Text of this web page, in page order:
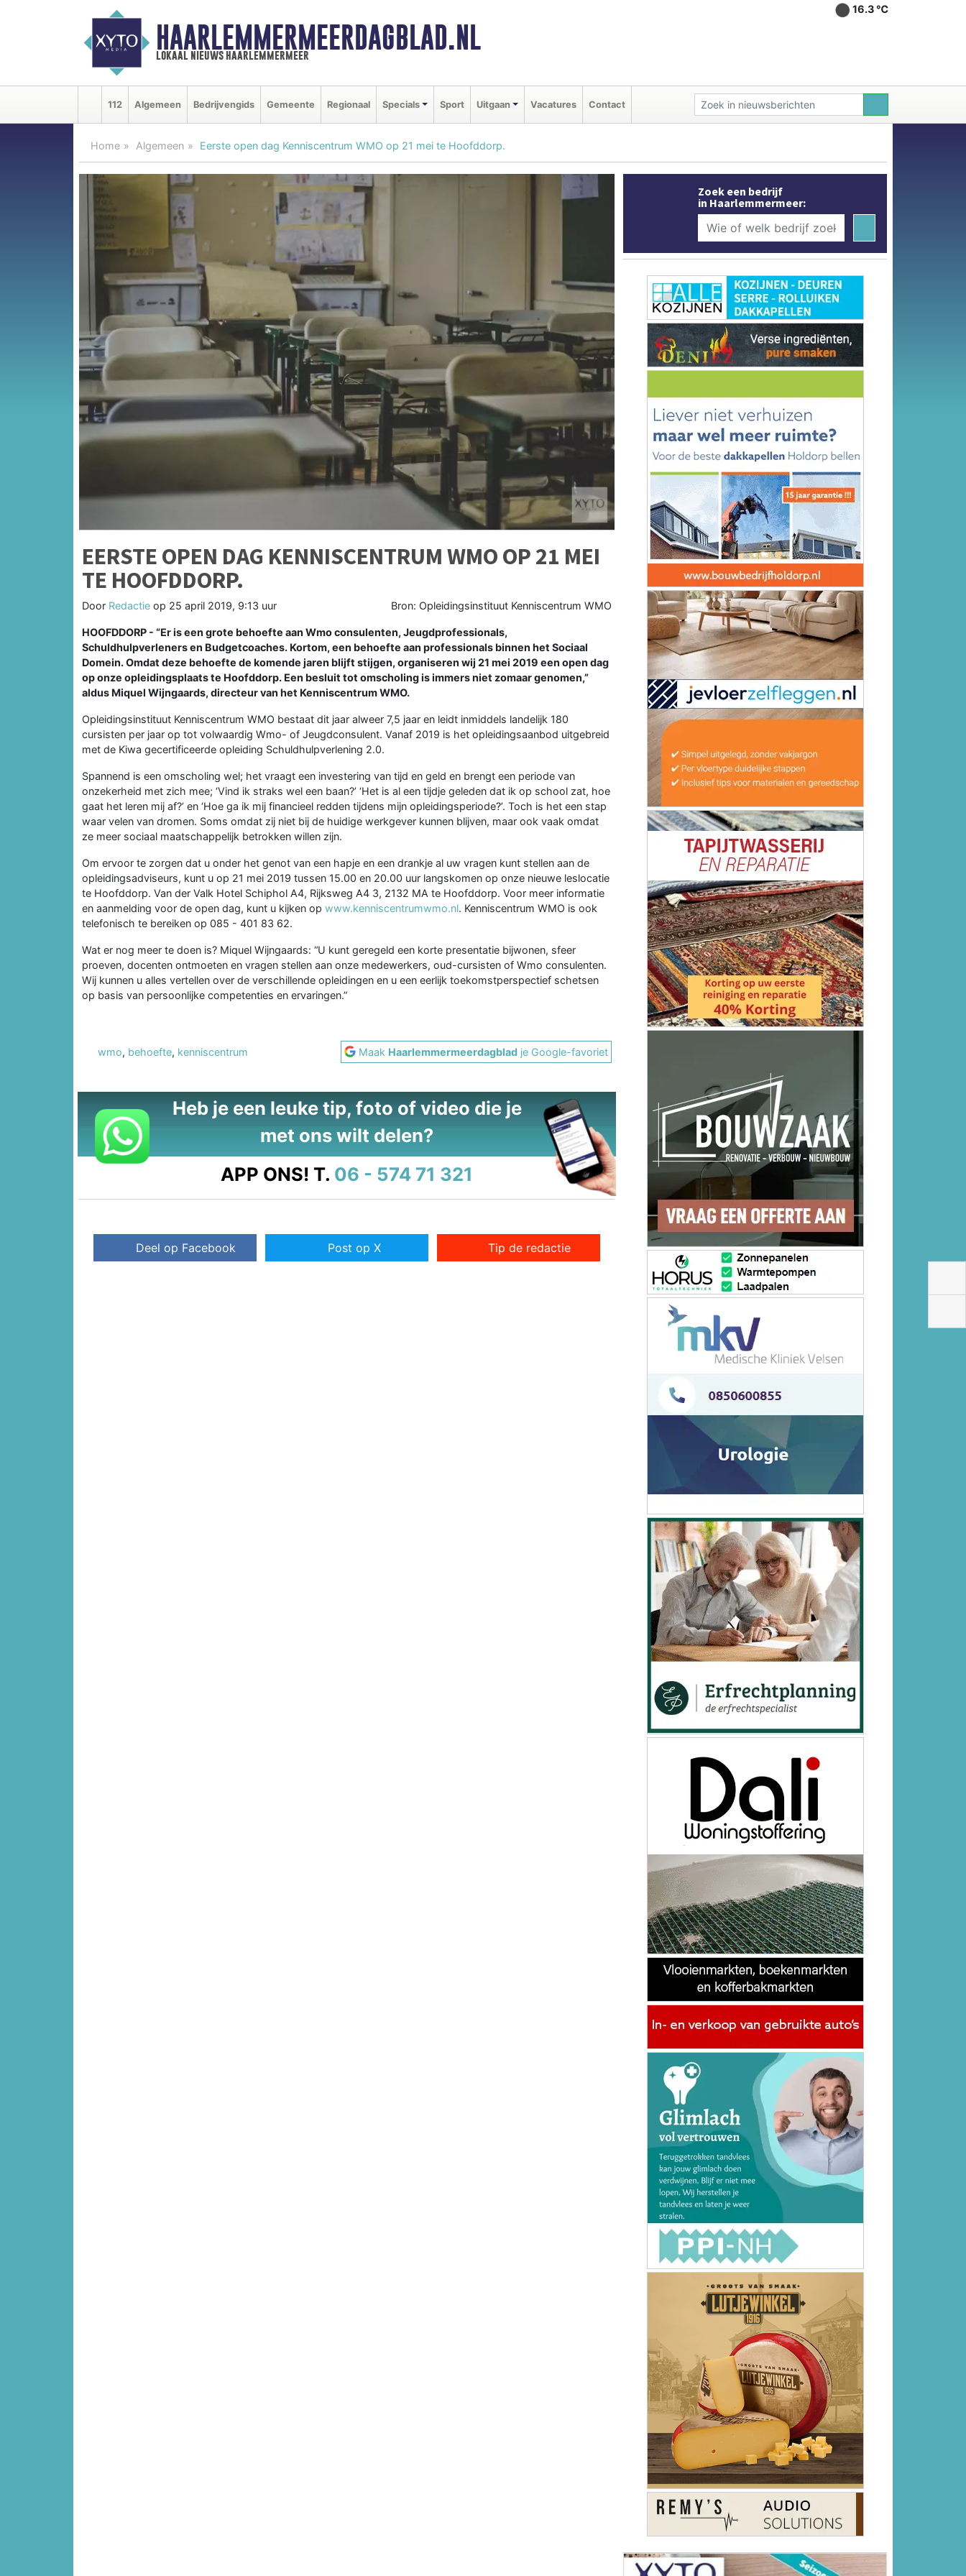
HAARLEMMERMEERDAGBLAD.NL
lokaal nieuws haarlemmermeer
16.3 ℃
112 Algemeen Bedrijvengids Gemeente Regionaal Specials Sport Uitgaan Vacatures Contact
Home Algemeen Eerste open dag Kenniscentrum WMO op 21 mei te Hoofddorp.
EERSTE OPEN DAG KENNISCENTRUM WMO OP 21 MEI
TE HOOFDDORP.
Door Redactie op 25 april 2019, 9:13 uur Bron: Opleidingsinstituut Kenniscentrum WMO
HOOFDDORP - “Er is een grote behoefte aan Wmo consulenten, Jeugdprofessionals,
Schuldhulpverleners en Budgetcoaches. Kortom, een behoefte aan professionals binnen het Sociaal
Domein. Omdat deze behoefte de komende jaren blijft stijgen, organiseren wij 21 mei 2019 een open dag
op onze opleidingsplaats te Hoofddorp. Een besluit tot omscholing is immers niet zomaar genomen,”
aldus Miquel Wijngaards, directeur van het Kenniscentrum WMO.
Opleidingsinstituut Kenniscentrum WMO bestaat dit jaar alweer 7,5 jaar en leidt inmiddels landelijk 180
cursisten per jaar op tot volwaardig Wmo- of Jeugdconsulent. Vanaf 2019 is het opleidingsaanbod uitgebreid
met de Kiwa gecertificeerde opleiding Schuldhulpverlening 2.0.
Spannend is een omscholing wel; het vraagt een investering van tijd en geld en brengt een periode van
onzekerheid met zich mee; ‘Vind ik straks wel een baan?’ ‘Het is al een tijdje geleden dat ik op school zat, hoe
gaat het leren mij af?’ en ‘Hoe ga ik mij financieel redden tijdens mijn opleidingsperiode?’. Toch is het een stap
waar velen van dromen. Soms omdat zij niet bij de huidige werkgever kunnen blijven, maar ook vaak omdat
ze meer sociaal maatschappelijk betrokken willen zijn.
Om ervoor te zorgen dat u onder het genot van een hapje en een drankje al uw vragen kunt stellen aan de
opleidingsadviseurs, kunt u op 21 mei 2019 tussen 15.00 en 20.00 uur langskomen op onze nieuwe leslocatie
te Hoofddorp. Van der Valk Hotel Schiphol A4, Rijksweg A4 3, 2132 MA te Hoofddorp. Voor meer informatie
en aanmelding voor de open dag, kunt u kijken op www.kenniscentrumwmo.nl. Kenniscentrum WMO is ook
telefonisch te bereiken op 085 - 401 83 62.
Wat er nog meer te doen is? Miquel Wijngaards: “U kunt geregeld een korte presentatie bijwonen, sfeer
proeven, docenten ontmoeten en vragen stellen aan onze medewerkers, oud-cursisten of Wmo consulenten.
Wij kunnen u alles vertellen over de verschillende opleidingen en u een eerlijk toekomstperspectief schetsen
op basis van persoonlijke competenties en ervaringen.”
wmo, behoefte, kenniscentrum Maak Haarlemmermeerdagblad je Google-favoriet
Heb je een leuke tip, foto of video die je
met ons wilt delen?
APP ONS! T. 06 - 574 71 321
Deel op Facebook Post op X Tip de redactie
Zoek een bedrijf
in Haarlemmermeer: